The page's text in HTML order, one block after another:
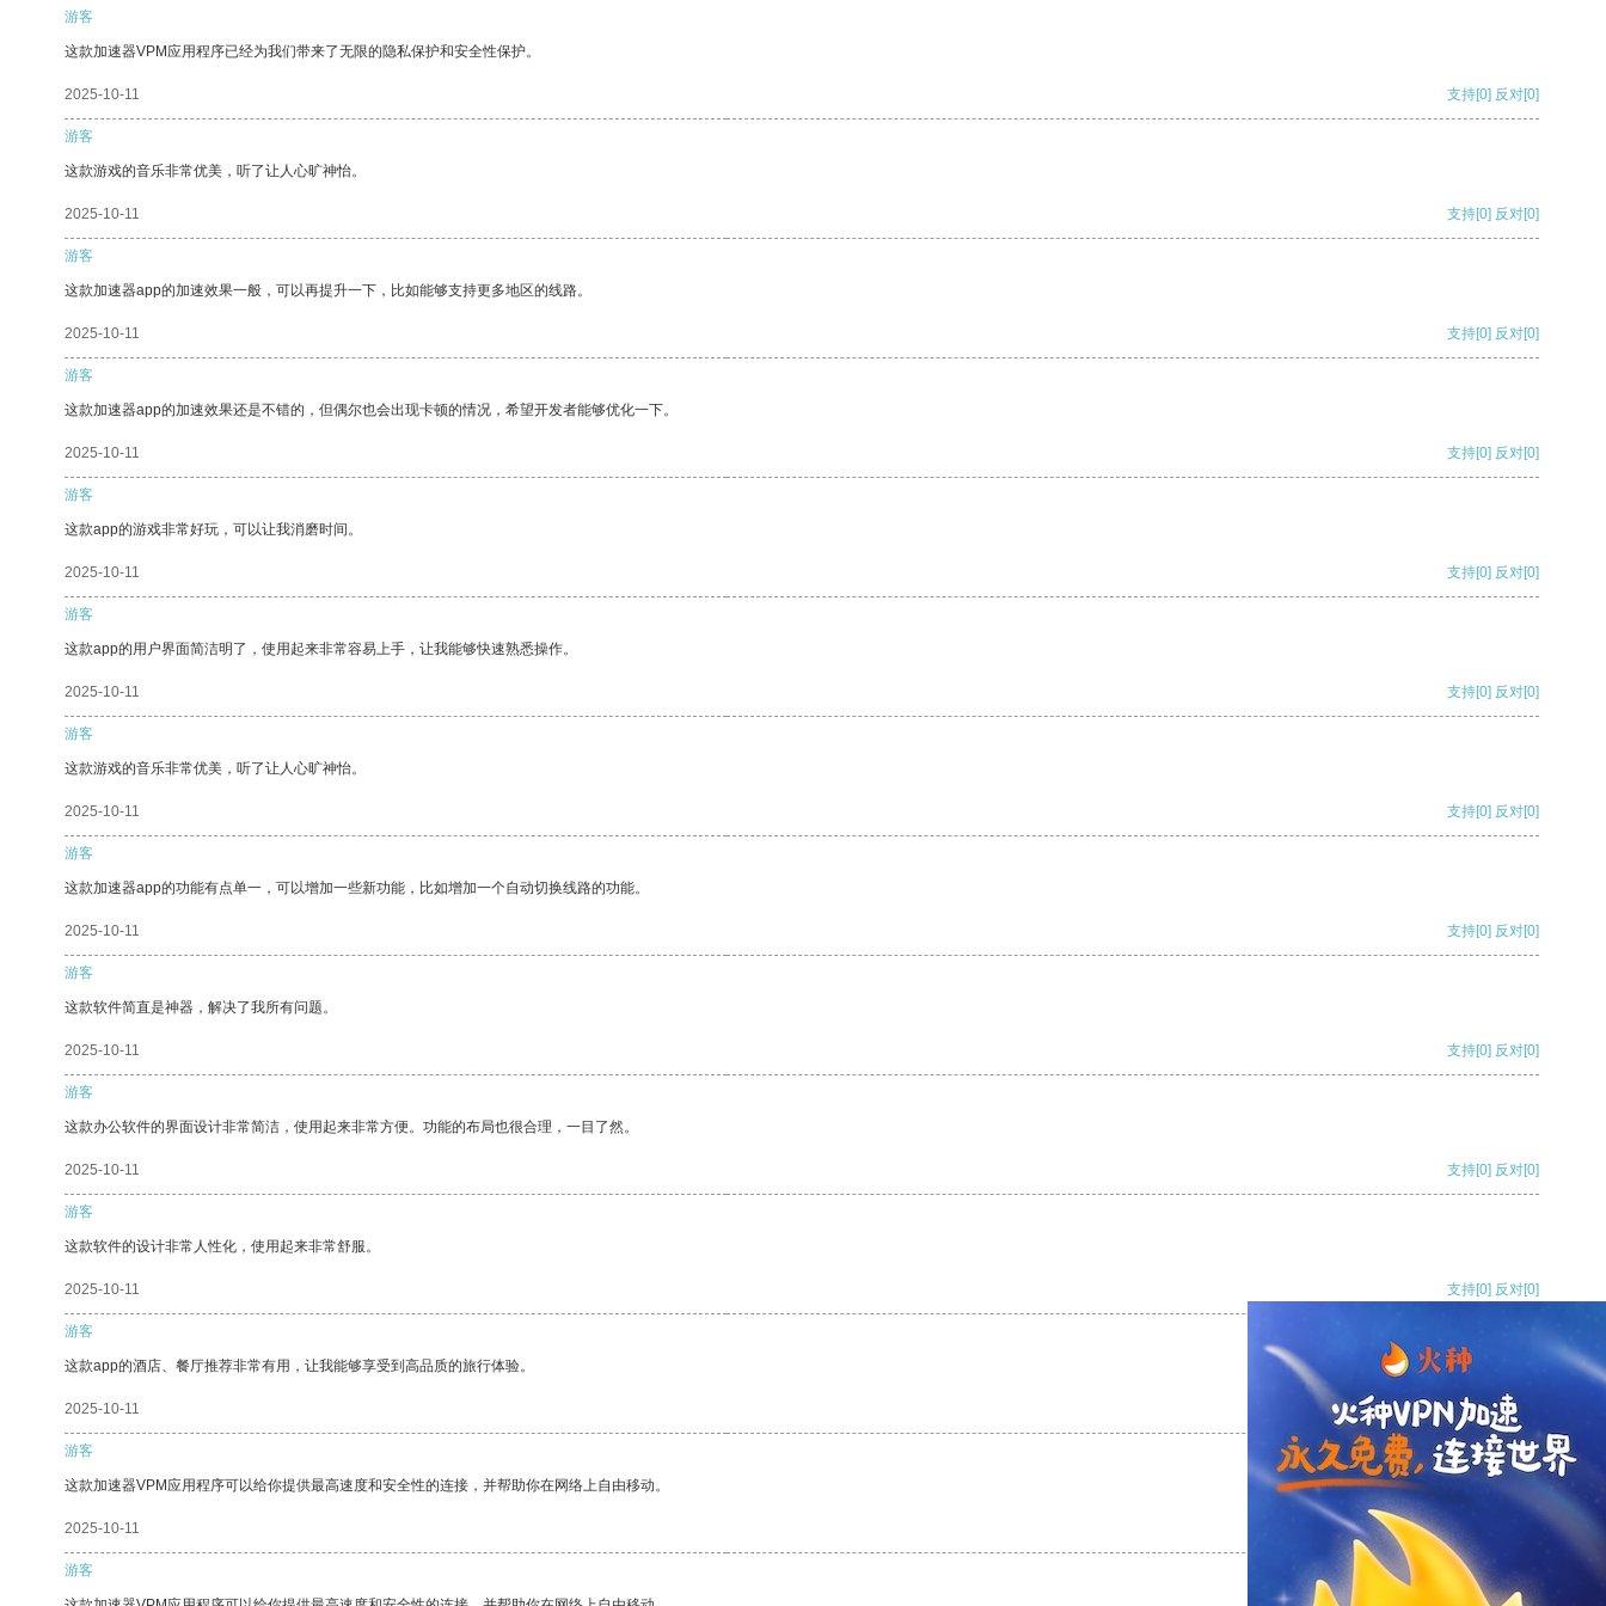
游客
这款加速器VPM应用程序已经为我们带来了无限的隐私保护和安全性保护。
2025-10-11 支持[0] 反对[0]
游客
这款游戏的音乐非常优美，听了让人心旷神怡。
2025-10-11 支持[0] 反对[0]
游客
这款加速器app的加速效果一般，可以再提升一下，比如能够支持更多地区的线路。
2025-10-11 支持[0] 反对[0]
游客
这款加速器app的加速效果还是不错的，但偶尔也会出现卡顿的情况，希望开发者能够优化一下。
2025-10-11 支持[0] 反对[0]
游客
这款app的游戏非常好玩，可以让我消磨时间。
2025-10-11 支持[0] 反对[0]
游客
这款app的用户界面简洁明了，使用起来非常容易上手，让我能够快速熟悉操作。
2025-10-11 支持[0] 反对[0]
游客
这款游戏的音乐非常优美，听了让人心旷神怡。
2025-10-11 支持[0] 反对[0]
游客
这款加速器app的功能有点单一，可以增加一些新功能，比如增加一个自动切换线路的功能。
2025-10-11 支持[0] 反对[0]
游客
这款软件简直是神器，解决了我所有问题。
2025-10-11 支持[0] 反对[0]
游客
这款办公软件的界面设计非常简洁，使用起来非常方便。功能的布局也很合理，一目了然。
2025-10-11 支持[0] 反对[0]
游客
这款软件的设计非常人性化，使用起来非常舒服。
2025-10-11 支持[0] 反对[0]
游客
这款app的酒店、餐厅推荐非常有用，让我能够享受到高品质的旅行体验。
2025-10-11 支持[0] 反对
游客
这款加速器VPM应用程序可以给你提供最高速度和安全性的连接，并帮助你在网络上自由移动。
2025-10-11 支持
游客